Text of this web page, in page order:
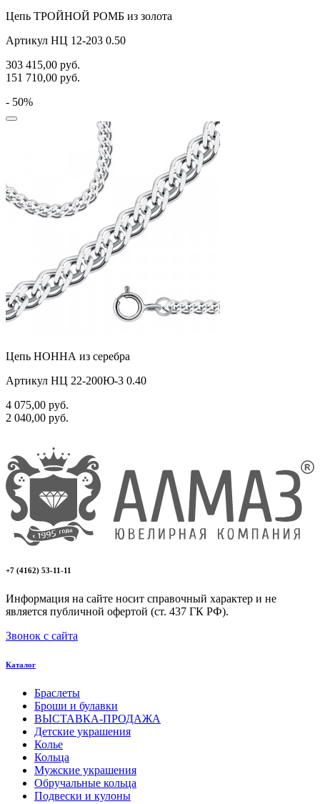
Цепь ТРОЙНОЙ РОМБ из золота
Артикул НЦ 12-203 0.50
303 415,00 руб.
151 710,00 руб.
- 50%
Цепь НОННА из серебра
Артикул НЦ 22-200Ю-3 0.40
4 075,00 руб.
2 040,00 руб.
+7 (4162) 53-11-11
Информация на сайте носит справочный характер и не
является публичной офертой (ст. 437 ГК РФ).
Звонок с сайта
Каталог
Браслеты
Броши и булавки
ВЫСТАВКА-ПРОДАЖА
Детские украшения
Колье
Кольца
Мужские украшения
Обручальные кольца
Подвески и кулоны